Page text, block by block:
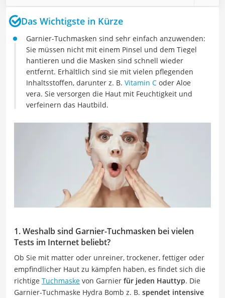
Das Wichtigste in Kürze
Garnier-Tuchmasken sind sehr einfach anzuwenden:
Sie müssen nicht mit einem Pinsel und dem Tiegel
hantieren und die Masken sind schnell wieder
entfernt. Erhältlich sind sie mit vielen pflegenden
Inhaltsstoffen, darunter z. B. Vitamin C oder Aloe
vera. Sie versorgen die Haut mit Feuchtigkeit und
verfeinern das Hautbild.
1. Weshalb sind Garnier-Tuchmasken bei vielen
Tests im Internet beliebt?
Ob Sie mit matter oder unreiner, trockener, fettiger oder
empfindlicher Haut zu kämpfen haben, es findet sich die
richtige Tuchmaske von Garnier für jeden Hauttyp. Die
Garnier-Tuchmaske Hydra Bomb z. B. spendet intensive